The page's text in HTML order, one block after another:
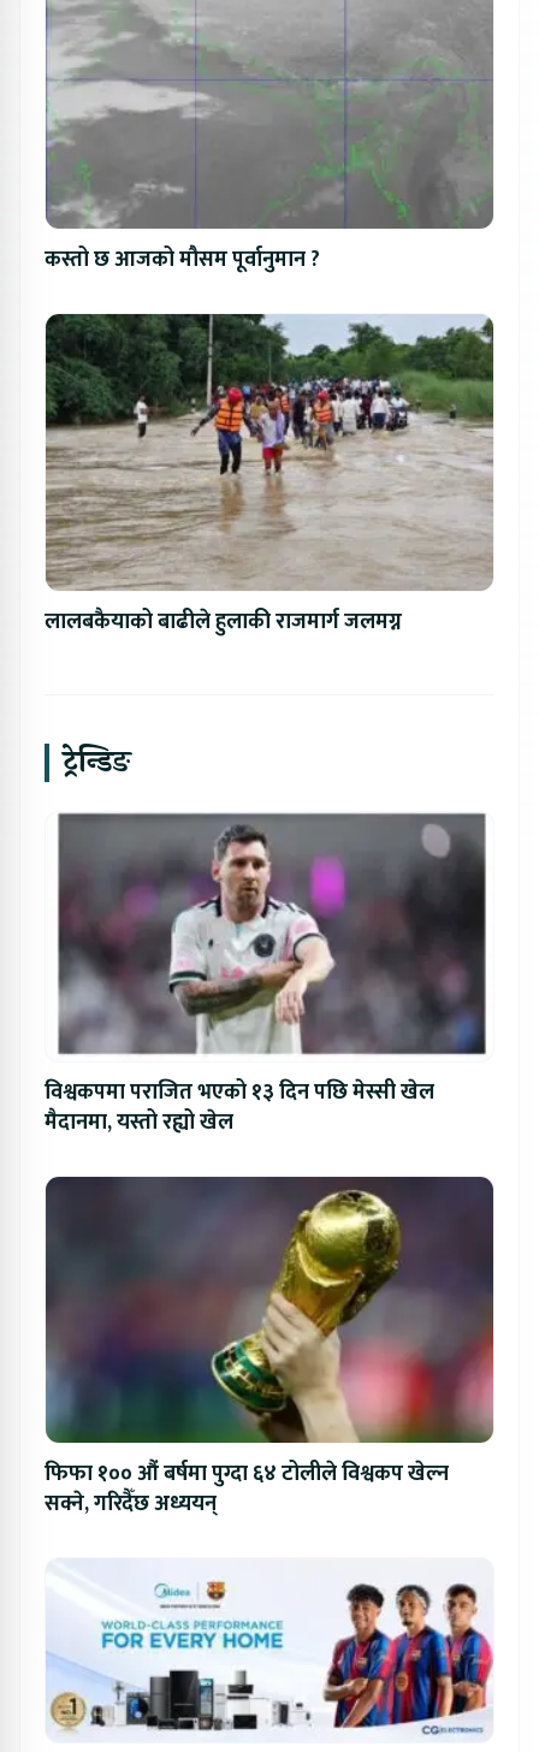
कस्तो छ आजको मौसम पूर्वानुमान ?
लालबकैयाको बाढीले हुलाकी राजमार्ग जलमग्न
ट्रेन्डिङ
विश्वकपमा पराजित भएको १३ दिन पछि मेस्सी खेल
मैदानमा, यस्तो रह्यो खेल
फिफा १०० औं बर्षमा पुग्दा ६४ टोलीले विश्वकप खेल्न
सक्ने, गरिदैँछ अध्ययन्